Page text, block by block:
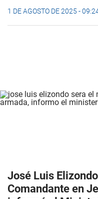
1 DE AGOSTO DE 2025 -
José Luis
Comandante en